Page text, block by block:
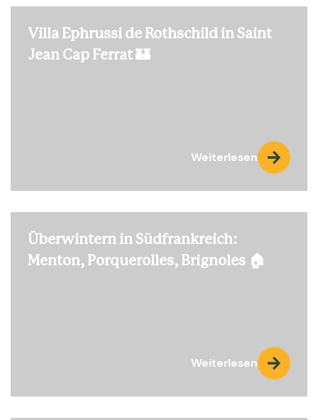
Villa Ephrussi de Rothschild in Saint
Jean Cap Ferrat 🏰
Weiterlesen
Überwintern in Südfrankreich:
Menton, Porquerolles, Brignoles 🏠
Weiterlesen